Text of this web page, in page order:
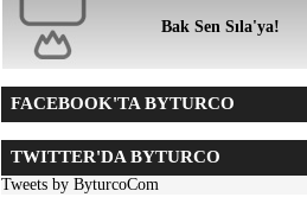
Bak Sen Sıla'ya!
FACEBOOK'TA BYTURCO
TWITTER'DA BYTURCO
Tweets by ByturcoCom